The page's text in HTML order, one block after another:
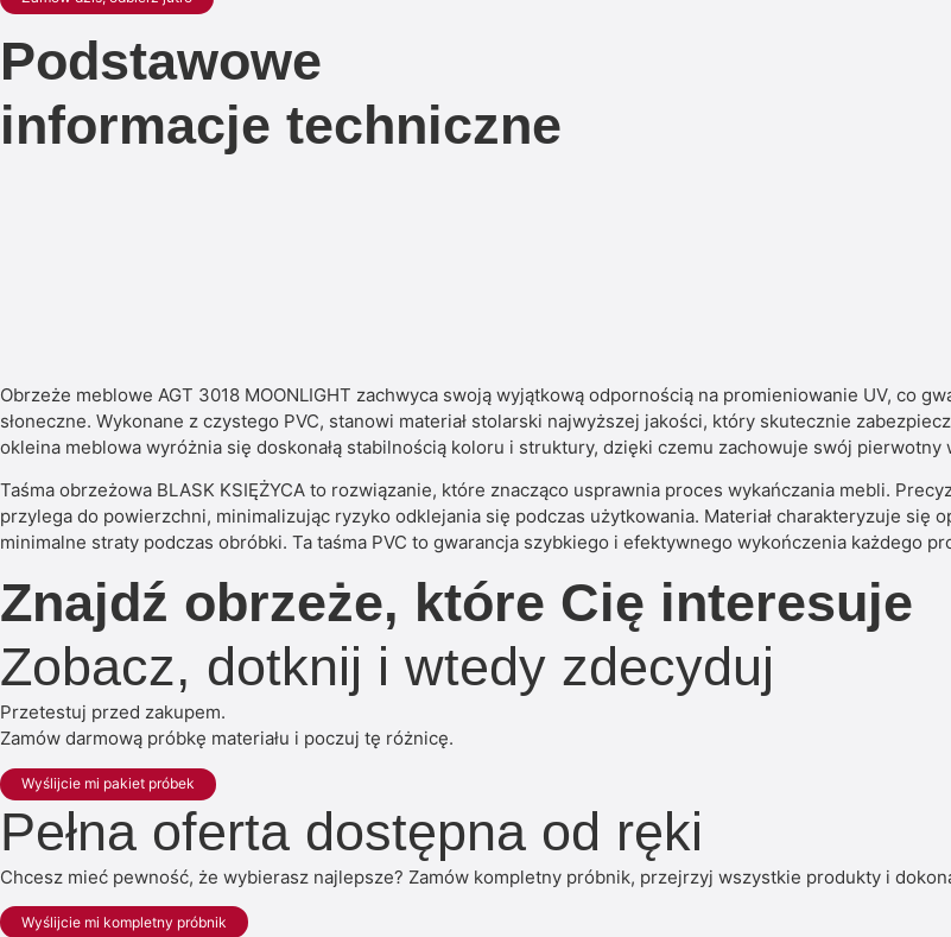
Podstawowe
informacje techniczne
Obrzeże meblowe AGT 3018 MOONLIGHT zachwyca swoją wyjątkową odpornością na promieniowanie UV, co
słoneczne. Wykonane z czystego PVC, stanowi materiał stolarski najwyższej jakości, który skutecznie
okleina meblowa wyróżnia się doskonałą stabilnością koloru i struktury, dzięki czemu zachowuje swój pierwotny
Taśma obrzeżowa BLASK KSIĘŻYCA to rozwiązanie, które znacząco usprawnia proces wykańczania mebli.
przylega do powierzchni, minimalizując ryzyko odklejania się podczas użytkowania. Materiał charakteryzuje się
minimalne straty podczas obróbki. Ta taśma PVC to gwarancja szybkiego i efektywnego wykończenia każdego
Znajdź obrzeże, które Cię interesuje
Zobacz, dotknij i wtedy zdecyduj
Przetestuj przed zakupem.
Zamów darmową próbkę materiału i poczuj tę różnicę.
Wyślijcie mi pakiet próbek
Pełna oferta dostępna od ręki
Chcesz mieć pewność, że wybierasz najlepsze? Zamów kompletny próbnik, przejrzyj wszystkie produkty i
Wyślijcie mi kompletny próbnik